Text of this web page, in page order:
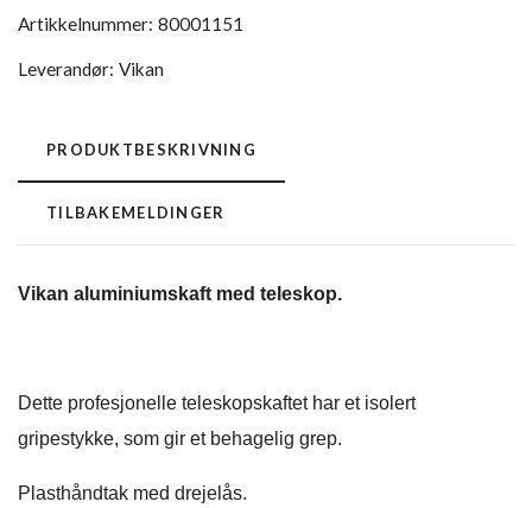
Artikkelnummer: 80001151
Leverandør: Vikan
PRODUKTBESKRIVNING
TILBAKEMELDINGER
Vikan aluminiumskaft med teleskop.
Dette profesjonelle teleskopskaftet har et isolert
gripestykke, som gir et behagelig grep.
Plasthåndtak med drejelås.